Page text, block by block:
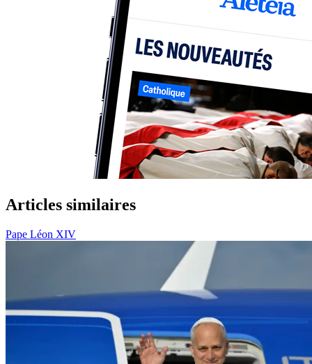
Articles similaires
Pape Léon XIV